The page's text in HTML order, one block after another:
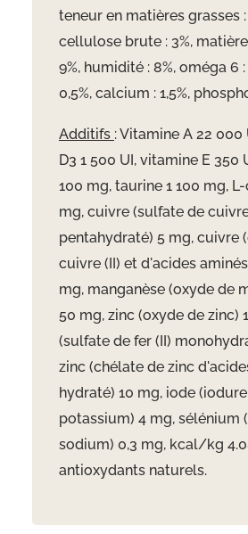
teneur en matières grasses :
cellulose brute : 3%,
9%, humidité : 8%, oméga 6
0,5%, calcium : 1,5%,
Additifs : Vitamine A 22 000
D3 1 500 UI, vitamine E 350
100 mg, taurine 1 100 mg,
mg, cuivre (sulfate de
pentahydraté) 5 mg, cuivre
cuivre (II) et d'acides
mg, manganèse (oxyde de
50 mg, zinc (oxyde de zinc)
(sulfate de fer (II)
zinc (chélate de zinc
hydraté) 10 mg, iode
potassium) 4 mg, sélénium
sodium) 0,3 mg, kcal/kg
antioxydants naturels.